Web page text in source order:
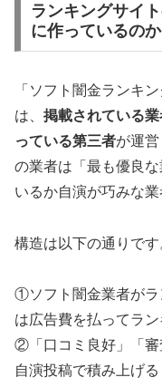
ランキングサイ
に作っているのか
「ソフト闇金ランキ
は、 掲載されている
っている第三者が運
の業者は「最も優良
いるか自演が巧みな業
構造は以下の通りです
①ソフト闇金業者がラ
は広告費を払ってラ
②「口コミ良好」「審
自演投稿で積み上げ